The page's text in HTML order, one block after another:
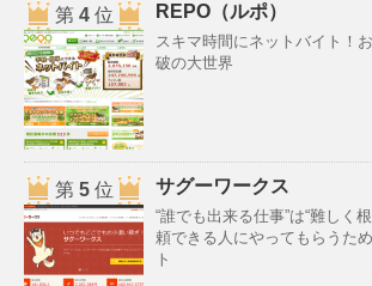
第 4位 REPO（ルポ）
スキマ時間にネットバイト！
破の大世界
第 5位 サグーワークス
“誰でも出来る仕事”は“難しく
頼できる人にやってもらうた
ト